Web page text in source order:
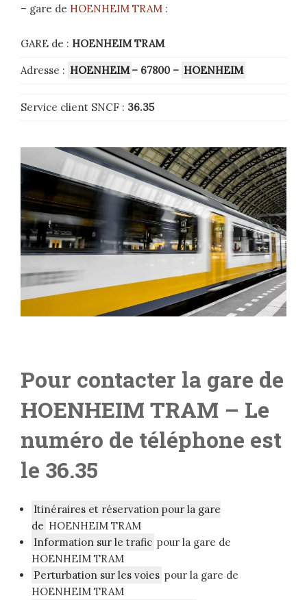
– gare de HOENHEIM TRAM :
GARE de : HOENHEIM TRAM
Adresse : HOENHEIM – 67800 – HOENHEIM
Service client SNCF : 36.35
Pour contacter la gare de
HOENHEIM TRAM – Le
numéro de téléphone est
le 36.35
Itinéraires et réservation pour la gare
de HOENHEIM TRAM
Information sur le trafic pour la gare de
HOENHEIM TRAM
Perturbation sur les voies pour la gare de
HOENHEIM TRAM